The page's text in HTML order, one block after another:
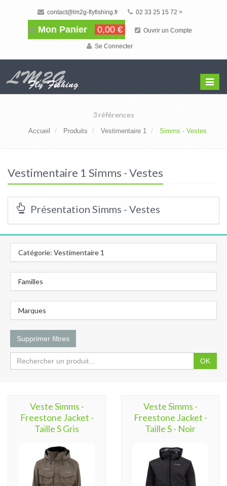
contact@lm2g-flyfishing.fr 02 33 25 15 72 >
Mon Panier 0,00 € Ouvrir un Compte
Se Connecter
Menu
3 références
Accueil Produits Vestimentaire 1 Simms - Vestes
Vestimentaire 1 Simms - Vestes
Présentation Simms - Vestes
Catégorie: Vestimentaire 1
Familles
Marques
Supprimer filtres
OK
Veste Simms -
Freestone Jacket -
Taille S Gris
Veste Simms -
Freestone Jacket -
Taille S - Noir